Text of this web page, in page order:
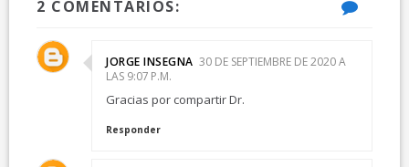
2 COMENTARIOS:
JORGE INSEGNA 30 DE SEPTIEMBRE DE 2020 A
LAS 9:07 P.M.
Gracias por compartir Dr.
Responder